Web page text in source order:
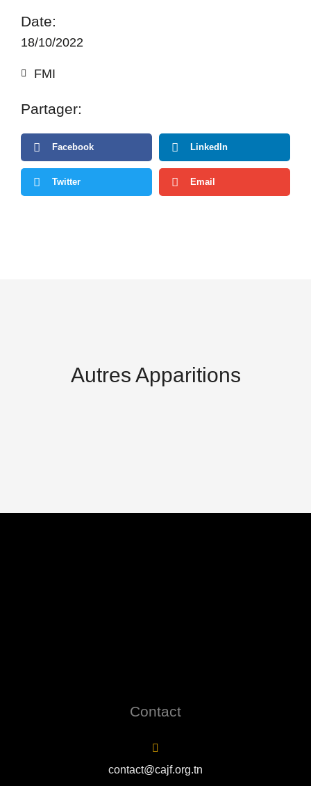
Date:
18/10/2022
FMI
Partager:
Facebook LinkedIn
Twitter Email
Autres Apparitions
Contact
contact@cajf.org.tn